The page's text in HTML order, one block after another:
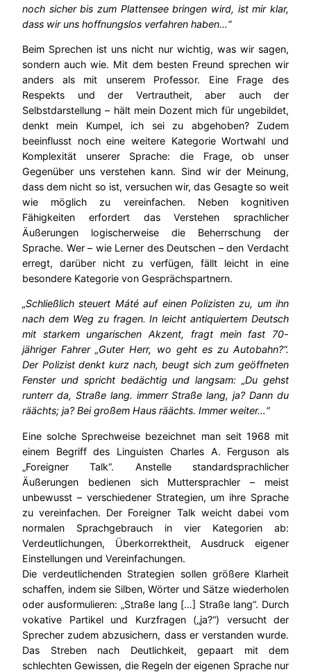
noch sicher bis zum Plattensee bringen wird, ist mir klar,
dass wir uns hoffnungslos verfahren haben…“
Beim Sprechen ist uns nicht nur wichtig, was wir sagen,
sondern auch wie. Mit dem besten Freund sprechen wir
anders als mit unserem Professor. Eine Frage des
Respekts und der Vertrautheit, aber auch der
Selbstdarstellung – hält mein Dozent mich für ungebildet,
denkt mein Kumpel, ich sei zu abgehoben? Zudem
beeinflusst noch eine weitere Kategorie Wortwahl und
Komplexität unserer Sprache: die Frage, ob unser
Gegenüber uns verstehen kann. Sind wir der Meinung,
dass dem nicht so ist, versuchen wir, das Gesagte so weit
wie möglich zu vereinfachen. Neben kognitiven
Fähigkeiten erfordert das Verstehen sprachlicher
Äußerungen logischerweise die Beherrschung der
Sprache. Wer – wie Lerner des Deutschen – den Verdacht
erregt, darüber nicht zu verfügen, fällt leicht in eine
besondere Kategorie von Gesprächspartnern.
„Schließlich steuert Máté auf einen Polizisten zu, um ihn
nach dem Weg zu fragen. In leicht antiquiertem Deutsch
mit starkem ungarischen Akzent, fragt mein fast 70-
jähriger Fahrer „Guter Herr, wo geht es zu Autobahn?“.
Der Polizist denkt kurz nach, beugt sich zum geöffneten
Fenster und spricht bedächtig und langsam: „Du gehst
runterr da, Straße lang. immerr Straße lang, ja? Dann du
räächts; ja? Bei großem Haus räächts. Immer weiter…“
Eine solche Sprechweise bezeichnet man seit 1968 mit
einem Begriff des Linguisten Charles A. Ferguson als
„Foreigner Talk“. Anstelle standardsprachlicher
Äußerungen bedienen sich Muttersprachler – meist
unbewusst – verschiedener Strategien, um ihre Sprache
zu vereinfachen. Der Foreigner Talk weicht dabei vom
normalen Sprachgebrauch in vier Kategorien ab:
Verdeutlichungen, Überkorrektheit, Ausdruck eigener
Einstellungen und Vereinfachungen.
Die verdeutlichenden Strategien sollen größere Klarheit
schaffen, indem sie Silben, Wörter und Sätze wiederholen
oder ausformulieren: „Straße lang […] Straße lang“. Durch
vokative Partikel und Kurzfragen („ja?“) versucht der
Sprecher zudem abzusichern, dass er verstanden wurde.
Das Streben nach Deutlichkeit, gepaart mit dem
schlechten Gewissen, die Regeln der eigenen Sprache nur